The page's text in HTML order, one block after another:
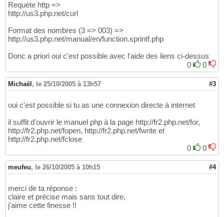
Requète http =>
http://us3.php.net/curl
Format des nombres (3 => 003) =>
http://us3.php.net/manual/en/function.sprintf.php
Donc a priori oui c'est possible avec l'aide des liens ci-dessus
0
0
Michaël , le 25/10/2005 à 13h57 #3
oui c'est possible si tu as une connexion directe à internet
il suffit d'ouvrir le manuel php à la page http://fr2.php.net/for,
http://fr2.php.net/fopen, http://fr2.php.net/fwrite et
http://fr2.php.net/fclose
0
0
meufeu, le 26/10/2005 à 10h15 #4
merci de ta réponse :
claire et précise mais sans tout dire,
j'aime cette finesse !!